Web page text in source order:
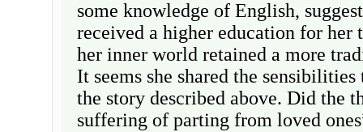
some knowledge of English,
received a higher education for her
her inner world retained a more
It seems she shared the
the story described above. Did the
suffering of parting from loved